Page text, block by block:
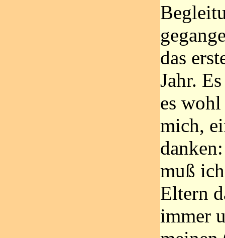
das
Jahr.
es
mich,
muß
Eltern
immer